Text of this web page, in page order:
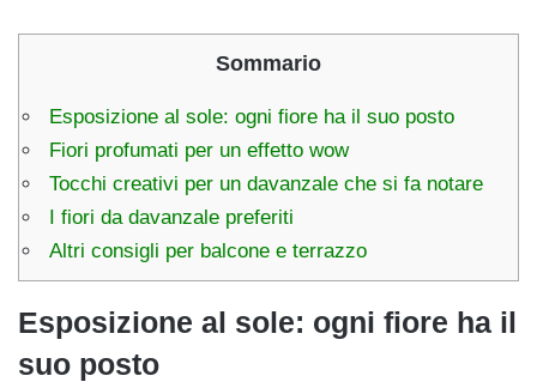
Sommario
Esposizione al sole: ogni fiore ha il suo posto
Fiori profumati per un effetto wow
Tocchi creativi per un davanzale che si fa notare
I fiori da davanzale preferiti
Altri consigli per balcone e terrazzo
Esposizione al sole: ogni fiore ha il
suo posto